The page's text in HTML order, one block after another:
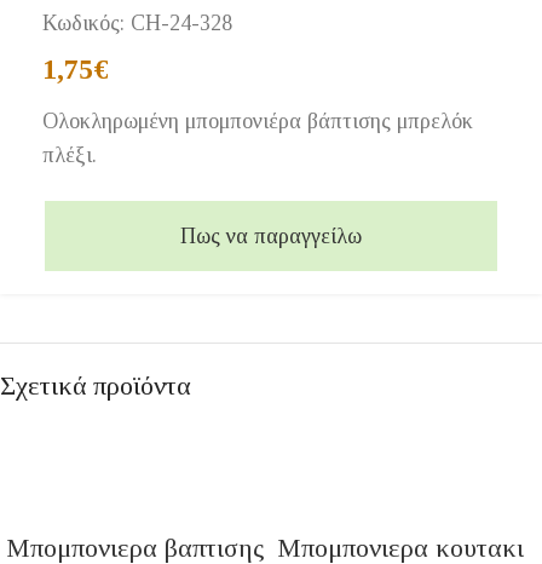
Κωδικός: CH-24-328
1,75€
Ολοκληρωμένη μπομπονιέρα βάπτισης μπρελόκ
πλέξι.
Πως να παραγγείλω
Σχετικά προϊόντα
Μπομπονιερα βαπτισης Μπομπονιερα κουτακι